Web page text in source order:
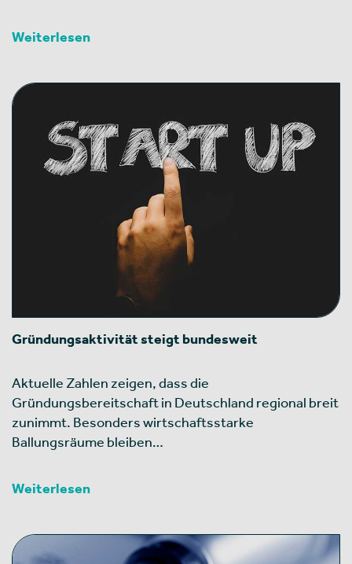
Weiterlesen
Gründungsaktivität steigt bundesweit
Aktuelle Zahlen zeigen, dass die
Gründungsbereitschaft in Deutschland regional breit
zunimmt. Besonders wirtschaftsstarke
Ballungsräume bleiben…
Weiterlesen